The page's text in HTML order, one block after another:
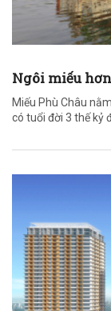
Ngôi miếu
Miếu Phù Châu
có tuổi đời 3 thế kỷ